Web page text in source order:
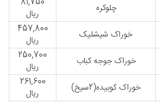
چلوکره
ریال
خوراک شیشلیک
457,800
ریال
خوراک جوجه کباب
250,700
ریال
خوراک کوبیده(2سیخ)
261,600
ریال